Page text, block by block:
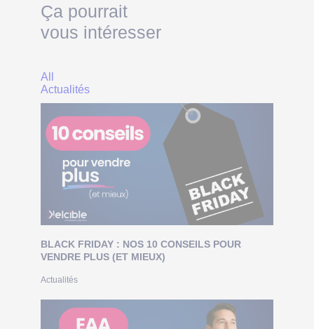
Ça pourrait
vous intéresser
All
Actualités
BLACK FRIDAY : NOS 10 CONSEILS POUR
VENDRE PLUS (ET MIEUX)
Actualités